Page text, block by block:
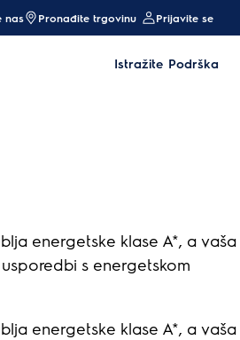
nas Pronađite trgovinu Prijavite se
Istražite Podrška
energetske klase A*, a vaša
s energetskom
energetske klase A*, a vaša